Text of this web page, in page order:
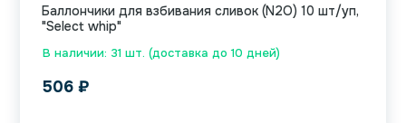
В наличии: 31 шт. (доставка до 10 дней)
Баллончики для взбивания сливок (N2O) 10 шт/уп,
"Select whip"
506 ₽